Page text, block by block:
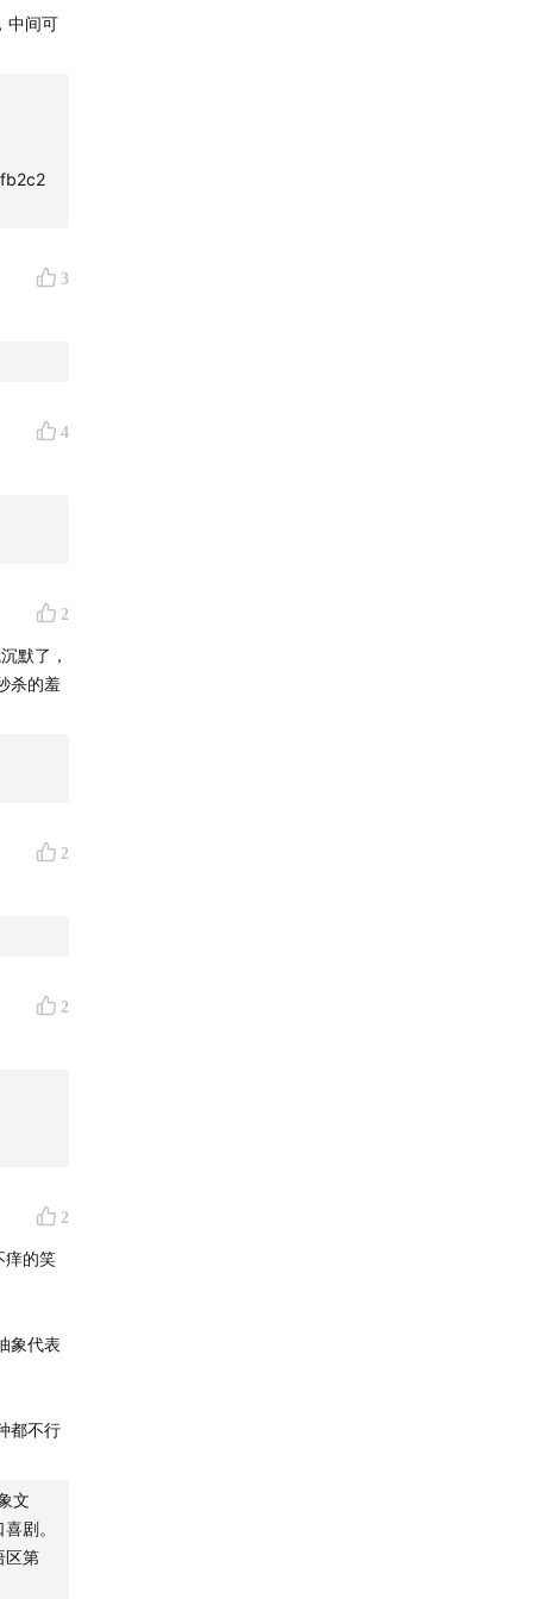
中间可
3
4
2
默了，
杀的羞
2
2
2
痒的笑
象代表
都不行
文
剧。
区第